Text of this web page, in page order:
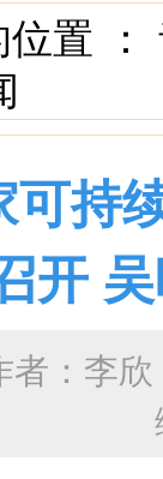
置 ：
持
开
： 李